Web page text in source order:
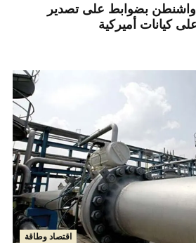
واشنطن بضوابط على تصدير
كيانات أميركية
اقتصاد وطاقة